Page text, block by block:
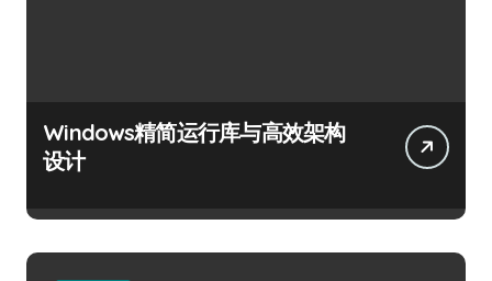
Windows精简运行库与高效架构
设计